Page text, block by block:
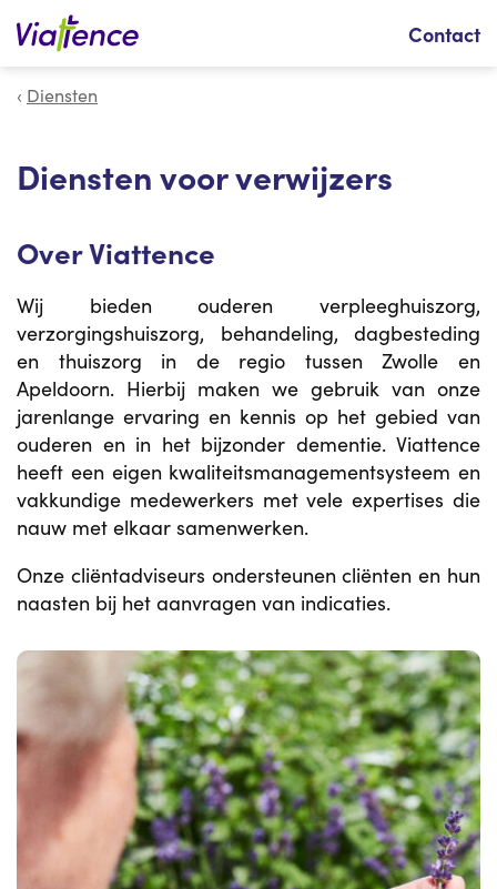
Contact
Zoeken
Diensten
Diensten voor verwijzers
Over Viattence
Wij bieden ouderen verpleeghuiszorg,
verzorgingshuiszorg, behandeling, dagbesteding
en thuiszorg in de regio tussen Zwolle en
Apeldoorn. Hierbij maken we gebruik van onze
jarenlange ervaring en kennis op het gebied van
ouderen en in het bijzonder dementie. Viattence
heeft een eigen kwaliteitsmanagementsysteem en
vakkundige medewerkers met vele expertises die
nauw met elkaar samenwerken.
Onze cliëntadviseurs ondersteunen cliënten en hun
naasten bij het aanvragen van indicaties.